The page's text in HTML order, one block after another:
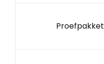
Proefpakket